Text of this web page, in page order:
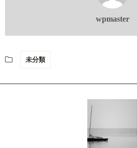
wpmaster
未分類